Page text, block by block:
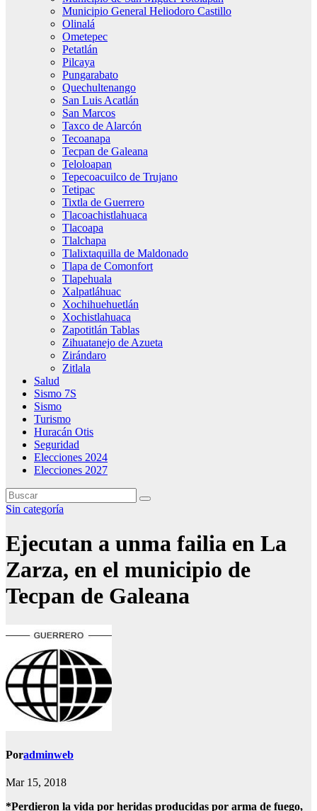
Municipio General Heliodoro Castillo
Olinalá
Ometepec
Petatlán
Pilcaya
Pungarabato
Quechultenango
San Luis Acatlán
San Marcos
Taxco de Alarcón
Tecoanapa
Tecpan de Galeana
Teloloapan
Tepecoacuilco de Trujano
Tetipac
Tixtla de Guerrero
Tlacoachistlahuaca
Tlacoapa
Tlalchapa
Tlalixtaquilla de Maldonado
Tlapa de Comonfort
Tlapehuala
Xalpatláhuac
Xochihuehuetlán
Xochistlahuaca
Zapotitlán Tablas
Zihuatanejo de Azueta
Zirándaro
Zitlala
Salud
Sismo 7S
Sismo
Turismo
Huracán Otis
Seguridad
Elecciones 2024
Elecciones 2027
Sin categoría
Ejecutan a unma failia en La
Zarza, en el municipio de
Tecpan de Galeana
Poradminweb
Mar 15, 2018
*Perdieron la vida por heridas producidas por arma de fuego,